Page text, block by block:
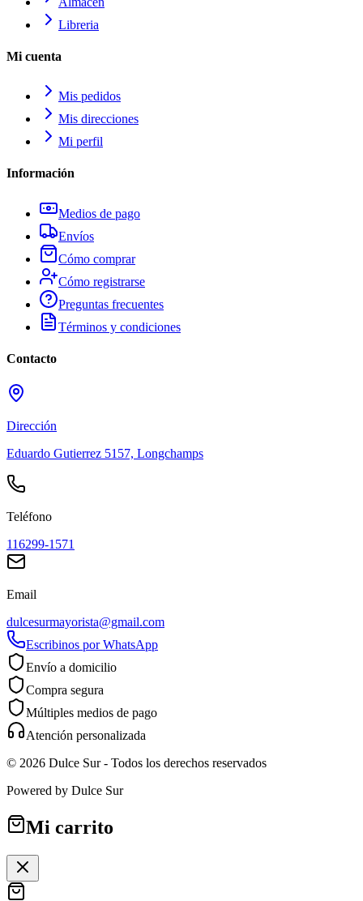
Libreria
Mi cuenta
Mis pedidos
Mis direcciones
Mi perfil
Información
Medios de pago
Envíos
Cómo comprar
Cómo registrarse
Preguntas frecuentes
Términos y condiciones
Contacto
Dirección
Eduardo Gutierrez 5157, Longchamps
Teléfono
116299-1571
Email
dulcesurmayorista@gmail.com
Escribinos por WhatsApp
Envío a domicilio
Compra segura
Múltiples medios de pago
Atención personalizada
© 2026 Dulce Sur- Todos los derechos reservados
Powered by Dulce Sur
Mi carrito